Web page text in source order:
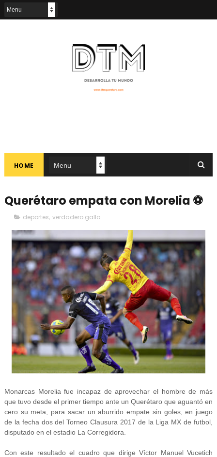
HOME
Querétaro empata con Morelia ⚽
deportes, verdadero gallo
Monarcas Morelia fue incapaz de aprovechar el hombre de más
que tuvo desde el primer tiempo ante un Querétaro que aguantó en
cero su meta, para sacar un aburrido empate sin goles, en juego
de la fecha dos del Torneo Clausura 2017 de la Liga MX de futbol,
disputado en el estadio La Corregidora.
Con este resultado el cuadro que dirige Víctor Manuel Vucetich